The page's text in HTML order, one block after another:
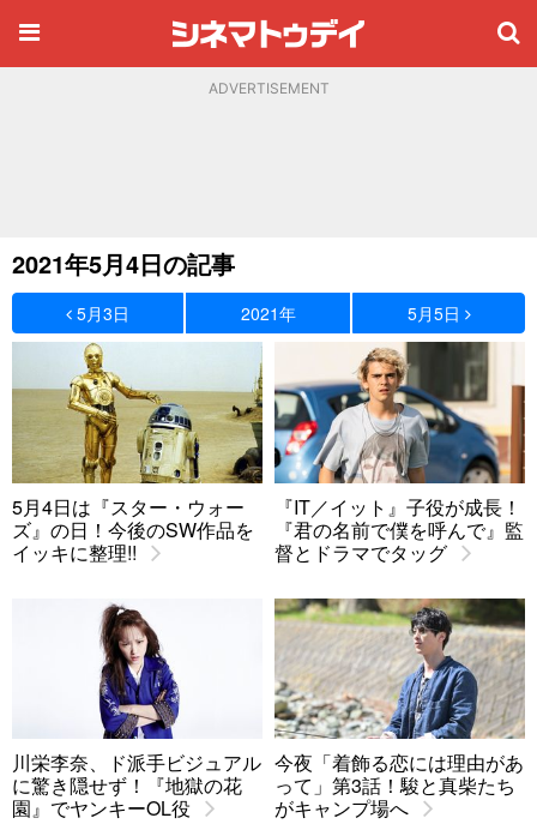
ADVERTISEMENT
2021年5月4日の記事
5月3日 2021年 5月5日
5月4日は『スター・ウォー
ズ』の日！今後のSW作品を
イッキに整理!!
『IT／イット』子役が成長！
『君の名前で僕を呼んで』監
督とドラマでタッグ
川栄李奈、ド派手ビジュアル
に驚き隠せず！『地獄の花
園』でヤンキーOL役
今夜「着飾る恋には理由があ
って」第3話！駿と真柴たち
がキャンプ場へ